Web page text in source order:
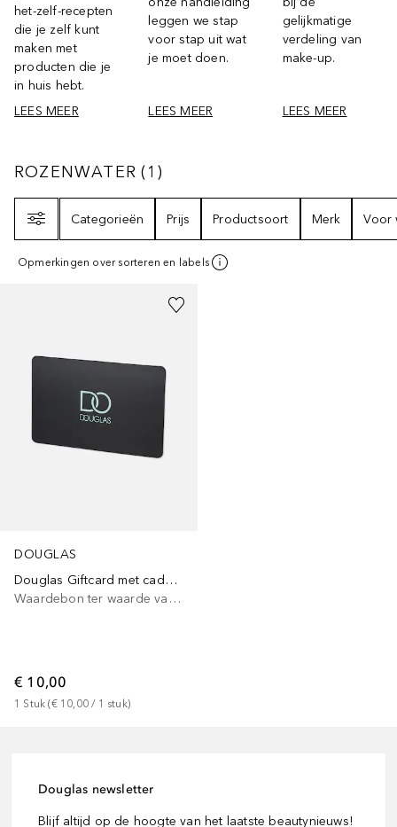
het-zelf-recepten
die je zelf kunt
maken met
producten die je
in huis hebt.
LEES MEER
leggen we stap
voor stap uit wat
je moet doen.
LEES MEER
gelijkmatige
verdeling van
make-up.
LEES MEER
ROZENWATER 1
ROZENWATER (1 )
Categorieën
Prijs Productsoort Merk Voor
Opmerkingen over sorteren en labels
DOUGLAS
Douglas Giftcard met cadeauverpakking
Waardebon ter waarde van €10-100
€ 10,00
1 Stuk (€ 10,00 / 1 stuk)
Douglas newsletter
Blijf altijd op de hoogte van het laatste beautynieuws!